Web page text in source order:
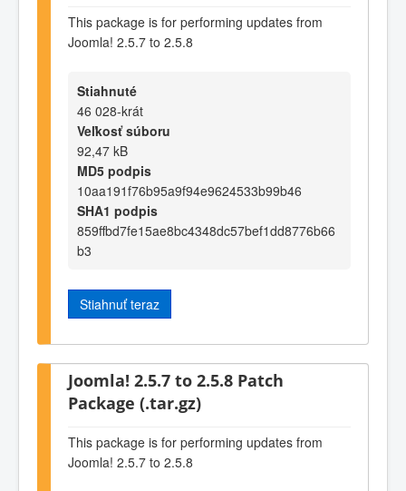
This package is for performing updates from
Joomla! 2.5.7 to 2.5.8
Stiahnuté
46 028-krát
Veľkosť súboru
92,47 kB
MD5 podpis
10aa191f76b95a9f94e9624533b99b46
SHA1 podpis
859ffbd7fe15ae8bc4348dc57bef1dd8776b66
b3
Stiahnuť teraz
Joomla! 2.5.7 to 2.5.8 Patch
Package (.tar.gz)
This package is for performing updates from
Joomla! 2.5.7 to 2.5.8